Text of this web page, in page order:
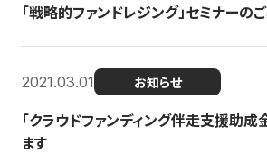
「戦略的ファンドレジング」セミナーの
2021.03.01 お知らせ
「クラウドファンディング伴走支援助成
ます